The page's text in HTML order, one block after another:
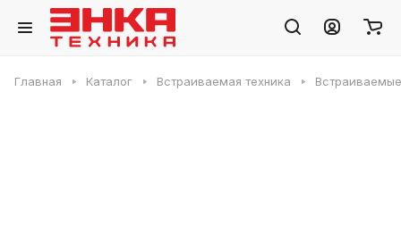
Главная Каталог Встраиваемая техника